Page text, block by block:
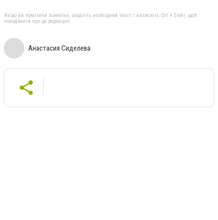
Якщо ви помітили помилку, виділіть необхідний текст і натисніть Ctrl + Enter, щоб
повідомити про це редакцію
Анастасия Сиделева